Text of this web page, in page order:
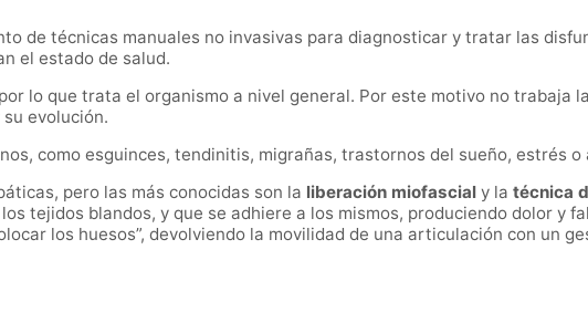
de técnicas manuales no invasivas para diagnosticar y tratar las
el estado de salud.
lo que trata el organismo a nivel general. Por este motivo no trabaja
evolución.
como esguinces, tendinitis, migrañas, trastornos del sueño, estrés
pero las más conocidas son la liberación miofascial y la técnica
tejidos blandos, y que se adhiere a los mismos, produciendo dolor y
los huesos”, devolviendo la movilidad de una articulación con un